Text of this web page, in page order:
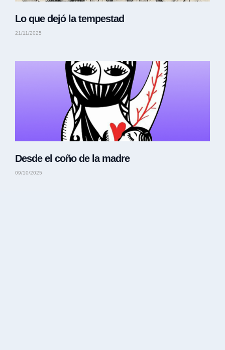
Lo que dejó la tempestad
21/11/2025
Desde el coño de la madre
09/10/2025